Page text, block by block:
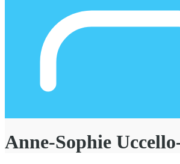
Anne-Sophie